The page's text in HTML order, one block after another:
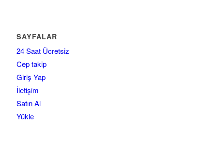
SAYFALAR
24 Saat Ücretsiz
Cep takip
Giriş Yap
İletişim
Satın Al
Yükle